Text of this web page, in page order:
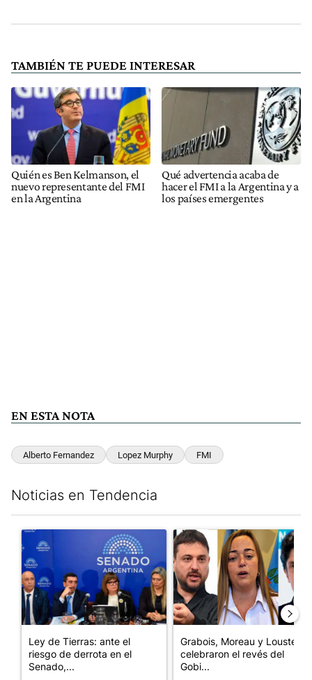
TAMBIÉN TE PUEDE INTERESAR
Quién es Ben Kelmanson, el
nuevo representante del FMI
en la Argentina
Qué advertencia acaba de
hacer el FMI a la Argentina y a
los países emergentes
EN ESTA NOTA
Alberto Fernandez Lopez Murphy FMI
Noticias en Tendencia
Un artículo de tendencia con el título "Ley de Tierras: ante el
Ley de Tierras: ante el
riesgo de derrota en el
Senado,...
Un artículo de tendencia con
Grabois, Moreau y Lousteau
celebraron el revés del
Gobi...